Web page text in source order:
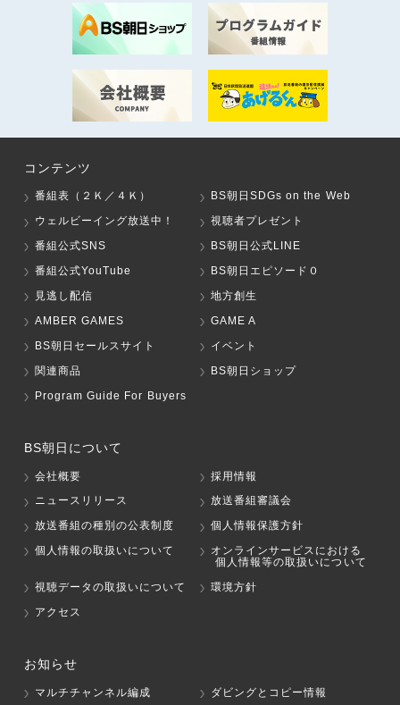
コンテンツ
番組表（２Ｋ／４Ｋ）
BS朝日SDGs on the Web
ウェルビーイング放送中！
視聴者プレゼント
番組公式SNS
BS朝日公式LINE
番組公式YouTube
BS朝日エピソード０
見逃し配信
地方創生
AMBER GAMES
GAME A
BS朝日セールスサイト
イベント
関連商品
BS朝日ショップ
Program Guide For Buyers
BS朝日について
会社概要
採用情報
ニュースリリース
放送番組審議会
放送番組の種別の公表制度
個人情報保護方針
個人情報の取扱いについて
オンラインサービスにおける
個人情報等の取扱いについて
視聴データの取扱いについて
環境方針
アクセス
お知らせ
マルチチャンネル編成 ダビングとコピー情報